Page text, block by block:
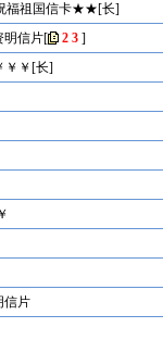
福祖国信卡★★[长]
明信片[ 2 3]
￥￥[长]
信片